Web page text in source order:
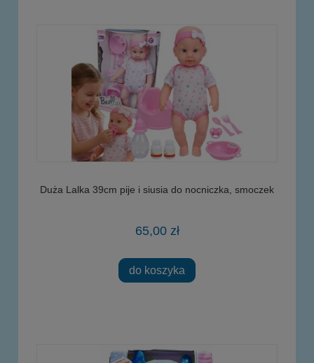
Duża Lalka 39cm pije i siusia do nocniczka, smoczek
65,00 zł
do koszyka